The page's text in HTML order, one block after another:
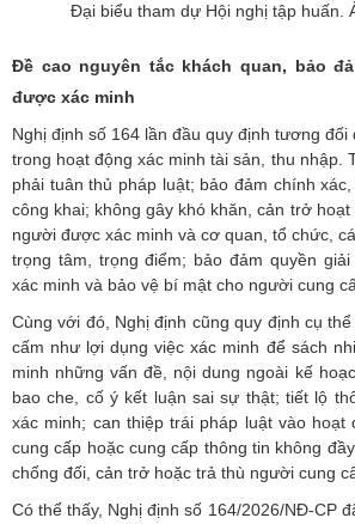
Đại biểu tham dự Hội nghị tập huấn.
Đề cao nguyên tắc khách quan, bảo
được xác minh
Nghị định số 164 lần đầu quy định tương đối
trong hoạt động xác minh tài sản, thu nhập.
phải tuân thủ pháp luật; bảo đảm chính
công khai; không gây khó khăn, cản trở
người được xác minh và cơ quan, tổ chức,
trọng tâm, trọng điểm; bảo đảm quyền
xác minh và bảo vệ bí mật cho người cung
Cùng với đó, Nghị định cũng quy định cụ
cấm như lợi dụng việc xác minh để sách
minh những vấn đề, nội dung ngoài kế
bao che, cố ý kết luận sai sự thật; tiết lộ
xác minh; can thiệp trái pháp luật vào hoạt
cung cấp hoặc cung cấp thông tin không
chống đối, cản trở hoặc trả thù người cung
Có thể thấy, Nghị định số 164/2026/NĐ-CP